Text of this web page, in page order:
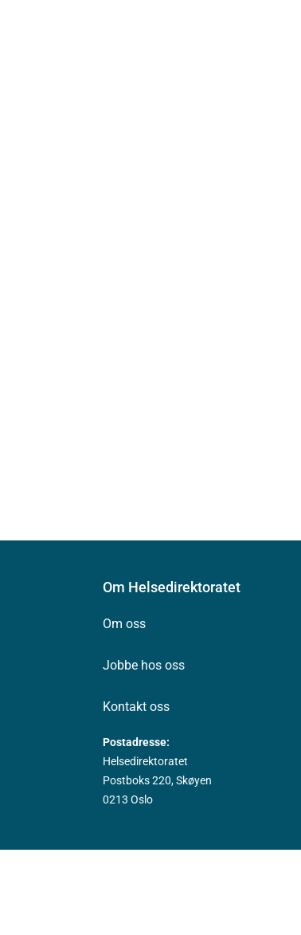
Om Helsedirektoratet
Om oss
Jobbe hos oss
Kontakt oss
Postadresse:
Helsedirektoratet
Postboks 220, Skøyen
0213 Oslo